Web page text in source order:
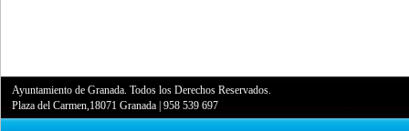
Ayuntamiento de Granada. Todos los Derechos Reservados.
Plaza del Carmen,18071 Granada |958 539 697